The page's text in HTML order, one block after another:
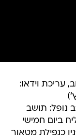
עריכת וידאו:
נופל: תושב
ביום חמישי
כנפילת מטאור